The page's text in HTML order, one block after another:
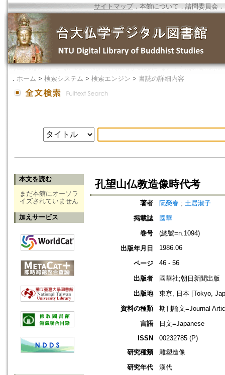
サイトマップ．本館について ． 諮問委員会 ．
． ホーム > 検索システム > 検索エンジン > 書誌の詳細内容
本文を読む
まだ本館にオーソラ
イズされていません
加えサービス
孔望山仏教造像時代考
著者 阮榮春 ; 土居淑子
掲載誌
國華
巻号
(總號=n.1094)
出版年月日
1986.06
ページ 46 - 56
出版者
國華社;朝日新聞出版
出版地
東京, 日本 [Tokyo,
資料の種類
期刊論文=Journal
言語
日文=Japanese
ISSN
00232785 (P)
研究種類
雕塑造像
研究年代
漢代